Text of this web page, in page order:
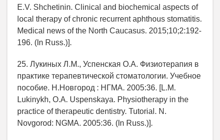
E.V. Shchetinin. Clinical and biochemical aspects of
local therapy of chronic recurrent aphthous stomatitis.
Medical news of the North Caucasus. 2015;10;2:192-
196. (In Russ.)].
25. Лукиных Л.М., Успенская О.А. Физиотерапия в
практике терапевтической стоматологии. Учебное
пособие. Н.Новгород : НГМА. 2005:36. [L.M.
Lukinykh, O.A. Uspenskaya. Physiotherapy in the
practice of therapeutic dentistry. Tutorial. N.
Novgorod: NGMA. 2005:36. (In Russ.)].